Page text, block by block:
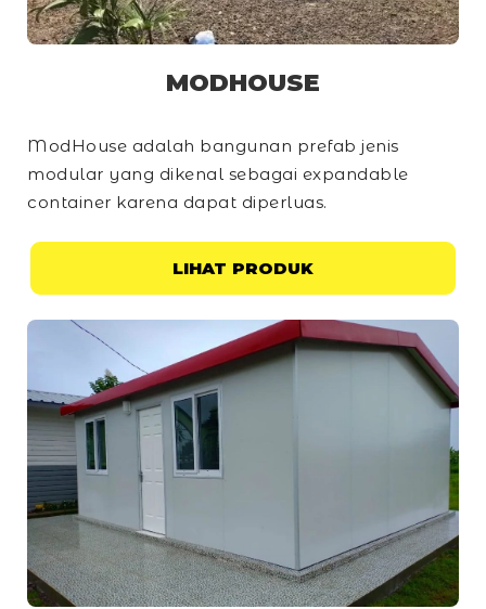
MODHOUSE
ModHouse adalah bangunan prefab jenis
modular yang dikenal sebagai expandable
container karena dapat diperluas.
LIHAT PRODUK